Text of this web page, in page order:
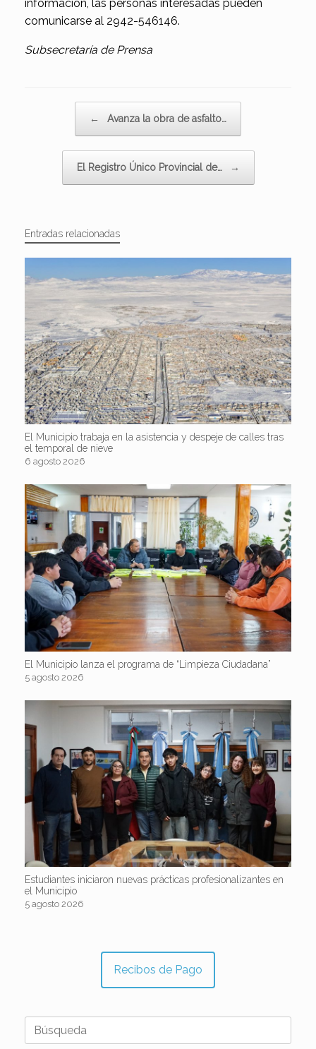
información, las personas interesadas pueden
comunicarse al 2942-546146.
Subsecretaría de Prensa
← Avanza la obra de asfalto…
El Registro Único Provincial de… →
Entradas relacionadas
El Municipio trabaja en la asistencia y despeje de calles tras
el temporal de nieve
6 agosto 2026
El Municipio lanza el programa de “Limpieza Ciudadana”
5 agosto 2026
Estudiantes iniciaron nuevas prácticas profesionalizantes en
el Municipio
5 agosto 2026
Recibos de Pago
Buscar: